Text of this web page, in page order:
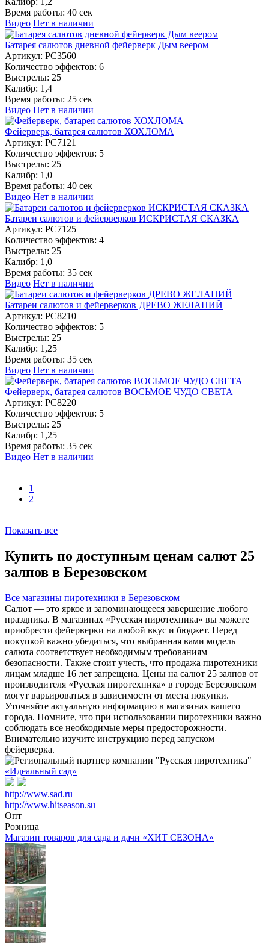
Время работы: 40 сек
Видео Нет в наличии
Батарея салютов дневной фейерверк Дым веером
Артикул: РС3560
Количество эффектов: 6
Выстрелы: 25
Калибр: 1,4
Время работы: 25 сек
Видео Нет в наличии
Фейерверк, батарея салютов ХОХЛОМА
Артикул: РС7121
Количество эффектов: 5
Выстрелы: 25
Калибр: 1,0
Время работы: 40 сек
Видео Нет в наличии
Батареи салютов и фейерверков ИСКРИСТАЯ СКАЗКА
Артикул: РС7125
Количество эффектов: 4
Выстрелы: 25
Калибр: 1,0
Время работы: 35 сек
Видео Нет в наличии
Батареи салютов и фейерверков ДРЕВО ЖЕЛАНИЙ
Артикул: РС8210
Количество эффектов: 5
Выстрелы: 25
Калибр: 1,25
Время работы: 35 сек
Видео Нет в наличии
Фейерверк, батарея салютов ВОСЬМОЕ ЧУДО СВЕТА
Артикул: РС8220
Количество эффектов: 5
Выстрелы: 25
Калибр: 1,25
Время работы: 35 сек
Видео Нет в наличии
1
2
Показать все
Купить по доступным ценам салют 25
залпов в Березовском
Все магазины пиротехники в Березовском
Салют — это яркое и запоминающееся завершение любого
праздника. В магазинах «Русская пиротехника» вы можете
приобрести фейерверки на любой вкус и бюджет. Перед
покупкой важно убедиться, что выбранная вами модель
салюта соответствует необходимым требованиям
безопасности. Также стоит учесть, что продажа пиротехники
лицам младше 16 лет запрещена. Цены на салют 25 залпов от
производителя «Русская пиротехника» в городе Березовском
могут варьироваться в зависимости от места покупки.
Уточняйте актуальную информацию в магазинах вашего
города. Помните, что при использовании пиротехники важно
соблюдать все необходимые меры предосторожности.
Внимательно изучите инструкцию перед запуском
фейерверка.
«Идеальный сад»
http://www.sad.ru
http://www.hitseason.su
Опт
Розница
Магазин товаров для сада и дачи «ХИТ СЕЗОНА»